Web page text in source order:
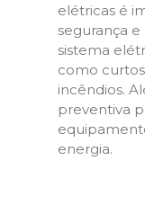
elétricas é
segurança
sistema
como
incêndios.
preventiva
energia.